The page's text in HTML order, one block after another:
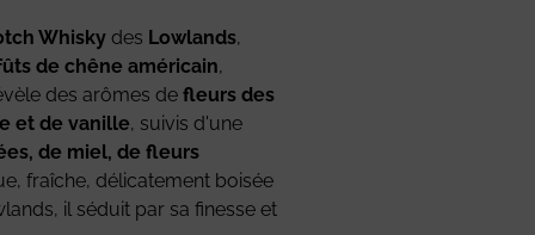
Whisky des Lowlands,
de chêne américain,
des arômes de fleurs des
et de vanille, suivis d'une
de miel, de fleurs
fraîche, délicatement boisée
il séduit par sa finesse et